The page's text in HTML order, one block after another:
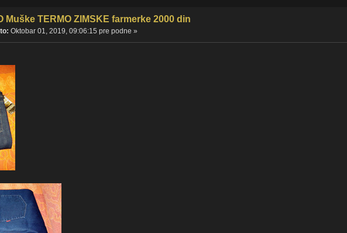
Muške TERMO ZIMSKE farmerke 2000 din
Oktobar 01, 2019, 09:06:15 pre podne »